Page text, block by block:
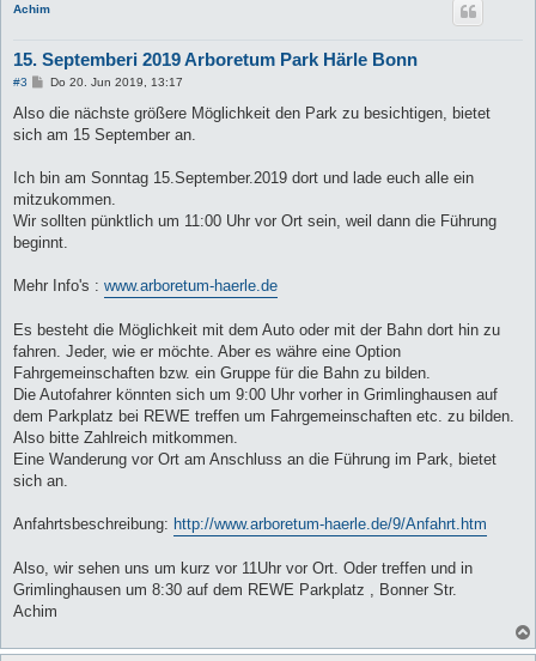
Achim
15. Septemberi 2019 Arboretum Park Härle Bonn
#3
B
r
Do 20. Jun 2019, 13:17
Also die nächste größere Möglichkeit den Park zu besichtigen, bietet
sich am 15 September an.
Ich bin am Sonntag 15.September.2019 dort und lade euch alle ein
mitzukommen.
Wir sollten pünktlich um 11:00 Uhr vor Ort sein, weil dann die Führung
beginnt.
Mehr Info's : www.arboretum-haerle.de
Es besteht die Möglichkeit mit dem Auto oder mit der Bahn dort hin zu
fahren. Jeder, wie er möchte. Aber es währe eine Option
Fahrgemeinschaften bzw. ein Gruppe für die Bahn zu bilden.
Die Autofahrer könnten sich um 9:00 Uhr vorher in Grimlinghausen auf
dem Parkplatz bei REWE treffen um Fahrgemeinschaften etc. zu bilden.
Also bitte Zahlreich mitkommen.
Eine Wanderung vor Ort am Anschluss an die Führung im Park, bietet
sich an.
Anfahrtsbeschreibung: http://www.arboretum-haerle.de/9/Anfahrt.htm
Also, wir sehen uns um kurz vor 11Uhr vor Ort. Oder treffen und in
Grimlinghausen um 8:30 auf dem REWE Parkplatz , Bonner Str.
Achim